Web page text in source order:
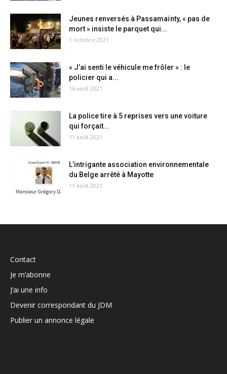
Jeunes renversés à Passamaïnty, « pas de
mort » insiste le parquet qui...
1 octobre 2021
« J’ai senti le véhicule me frôler » : le
policier qui a...
16 août 2021
La police tire à 5 reprises vers une voiture
qui forçait...
11 août 2021
L’intrigante association environnementale
du Belge arrêté à Mayotte
11 août 2021
Contact
Je m’abonne
J’ai une info
Devenir correspondant du JDM
Publier un annonce légale